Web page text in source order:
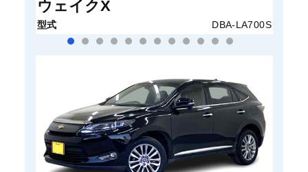
ウェイクX
型式 DBA-LA700S